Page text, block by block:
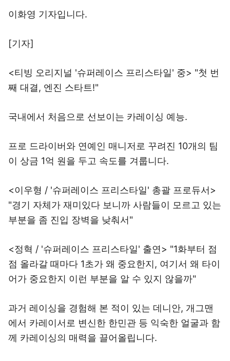
이화영 기자입니다.
[기자]
<티빙 오리지널 '슈퍼레이스 프리스타일' 중> "첫 번
째 대결, 엔진 스타트!"
국내에서 처음으로 선보이는 카레이싱 예능.
프로 드라이버와 연예인 매니저로 꾸려진 10개의 팀
이 상금 1억 원을 두고 속도를 겨룹니다.
<이우형 / '슈퍼레이스 프리스타일' 총괄 프로듀서>
"경기 자체가 재미있다 보니까 사람들이 모르고 있는
부분을 좀 진입 장벽을 낮춰서"
<정혁 / '슈퍼레이스 프리스타일' 출연> "1화부터 점
점 올라갈 때마다 1초가 왜 중요한지, 여기서 왜 타이
어가 중요한지 이런 부분을 알 수 있지 않을까"
과거 레이싱을 경험해 본 적이 있는 데니안, 개그맨
에서 카레이서로 변신한 한민관 등 익숙한 얼굴과 함
께 카레이싱의 매력을 끌어올립니다.